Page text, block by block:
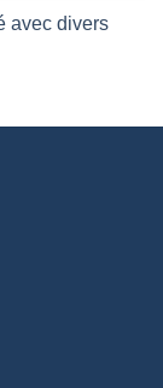
avec divers